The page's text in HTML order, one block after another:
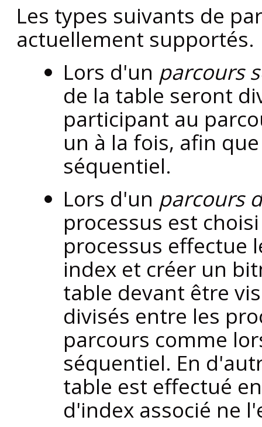
Les types suivants de
actuellement supportés.
Lors d'un parcours
de la table seront
participant au
un à la fois, afin
séquentiel.
Lors d'un parcours
processus est
processus effectue
index et créer un
table devant être
divisés entre les
parcours comme
séquentiel. En
table est effectué
d'index associé ne